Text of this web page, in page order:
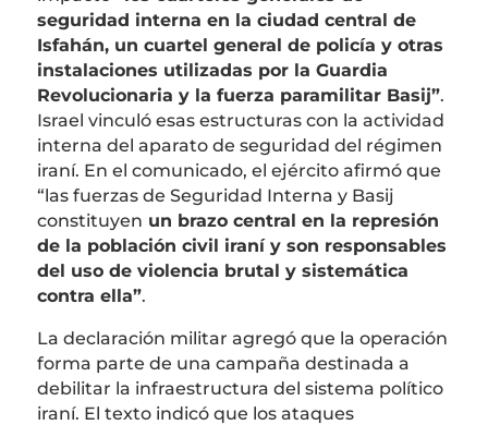
seguridad interna en la ciudad central de
Isfahán, un cuartel general de policía y otras
instalaciones utilizadas por la Guardia
Revolucionaria y la fuerza paramilitar Basij”.
Israel vinculó esas estructuras con la actividad
interna del aparato de seguridad del régimen
iraní. En el comunicado, el ejército afirmó que
“las fuerzas de Seguridad Interna y Basij
constituyen un brazo central en la represión
de la población civil iraní y son responsables
del uso de violencia brutal y sistemática
contra ella”.
La declaración militar agregó que la operación
forma parte de una campaña destinada a
debilitar la infraestructura del sistema político
iraní. El texto indicó que los ataques